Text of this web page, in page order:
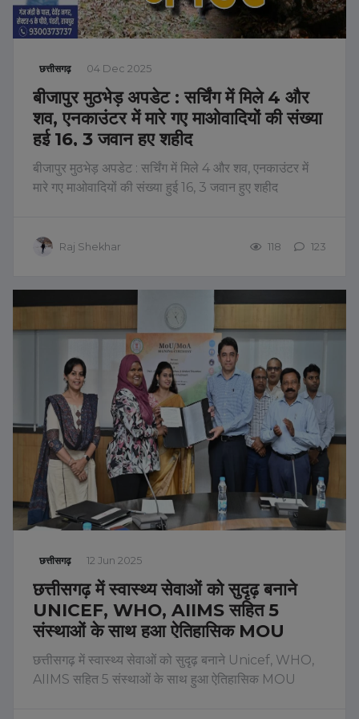
छत्तीसगढ़ 04 Dec 2025
बीजापुर मुठभेड़ अपडेट : सर्चिंग में मिले 4 और
शव, एनकाउंटर में मारे गए माओवादियों की संख्या
हुई 16, 3 जवान हुए शहीद
बीजापुर मुठभेड़ अपडेट : सर्चिंग में मिले 4 और शव, एनकाउंटर में
मारे गए माओवादियों की संख्या हुई 16, 3 जवान हुए शहीद
Raj Shekhar 118 123
छत्तीसगढ़ 12 Jun 2025
छत्तीसगढ़ में स्वास्थ्य सेवाओं को सुदृढ़ बनाने
UNICEF, WHO, AIIMS सहित 5
संस्थाओं के साथ हुआ ऐतिहासिक MOU
छत्तीसगढ़ में स्वास्थ्य सेवाओं को सुदृढ़ बनाने Unicef, WHO,
AIIMS सहित 5 संस्थाओं के साथ हुआ ऐतिहासिक MOU